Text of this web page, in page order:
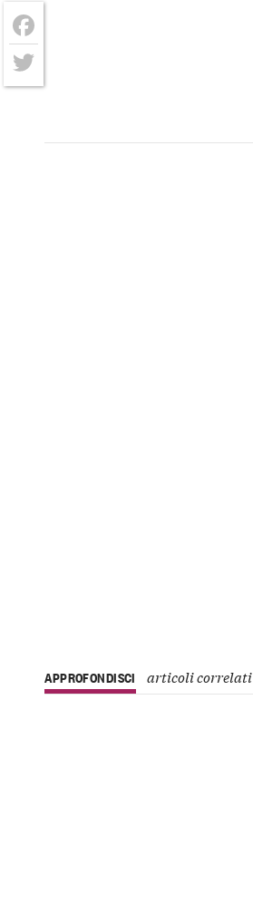
APPROFONDISCI articoli correlati
Facebook
Twitter